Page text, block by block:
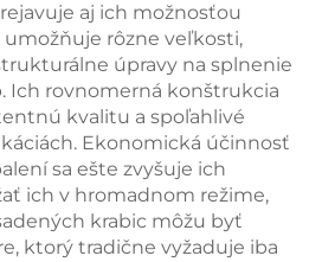
aj ich možnosťou
umožňuje rôzne veľkosti,
úpravy na splnenie
Ich rovnomerná konštrukcia
kvalitu a spoľahlivé
Ekonomická účinnosť
sa ešte zvyšuje ich
ich v hromadnom režime,
krabic môžu byť
ktorý tradične vyžaduje iba